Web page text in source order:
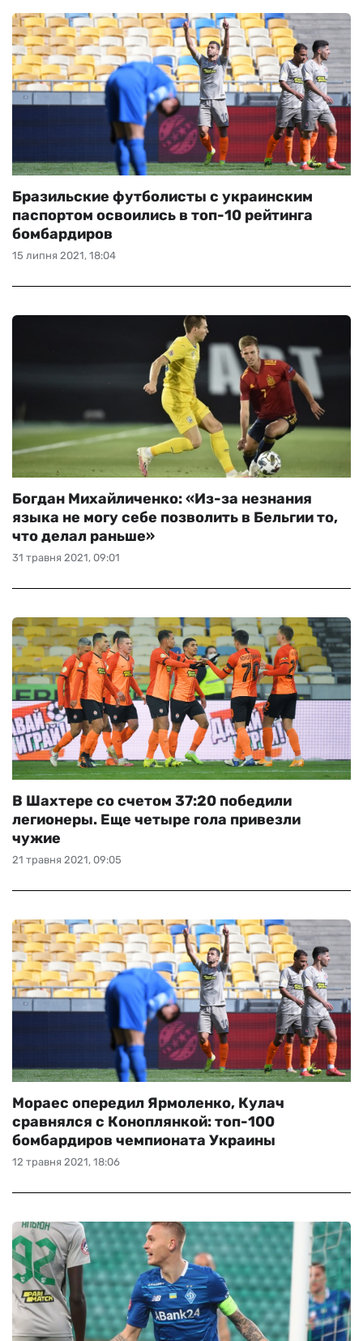
15 липня 2021, 18:04
Бразильские футболисты с украинским
паспортом освоились в топ-10 рейтинга
бомбардиров
31 травня 2021, 09:01
Богдан Михайличенко: «Из-за незнания
языка не могу себе позволить в Бельгии то,
что делал раньше»
21 травня 2021, 09:05
В Шахтере со счетом 37:20 победили
легионеры. Еще четыре гола привезли
чужие
12 травня 2021, 18:06
Мораес опередил Ярмоленко, Кулач
сравнялся с Коноплянкой: топ-100
бомбардиров чемпионата Украины